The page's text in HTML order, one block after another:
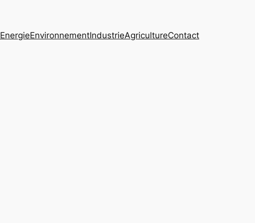
EnergieEnvironnementIndustrieAgricultureContact